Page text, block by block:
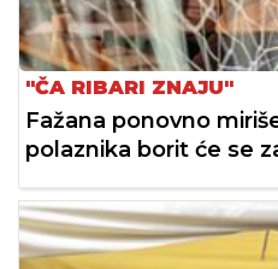
"ČA RIBARI ZNAJU"
Fažana ponovno
polaznika borit će se